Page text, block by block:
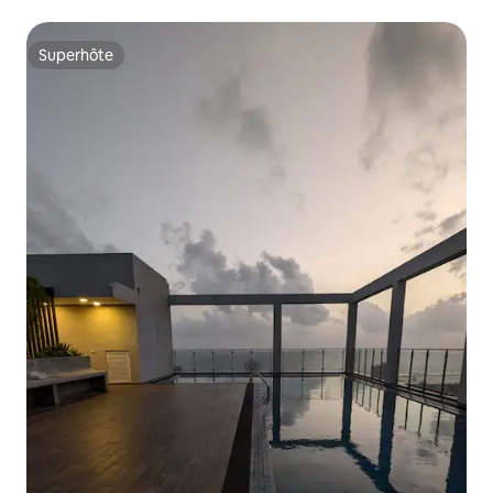
Superhôte
Superhôte